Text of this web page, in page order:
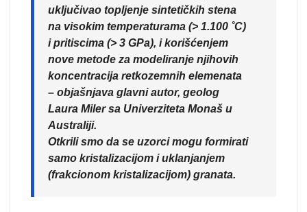
uključivao topljenje sintetičkih stena
na visokim temperaturama (> 1.100 ˚C)
i pritiscima (> 3 GPa), i korišćenjem
nove metode za modeliranje njihovih
koncentracija retkozemnih elemenata
– objašnjava glavni autor, geolog
Laura Miler sa Univerziteta Monaš u
Australiji.
Otkrili smo da se uzorci mogu formirati
samo kristalizacijom i uklanjanjem
(frakcionom kristalizacijom) granata.